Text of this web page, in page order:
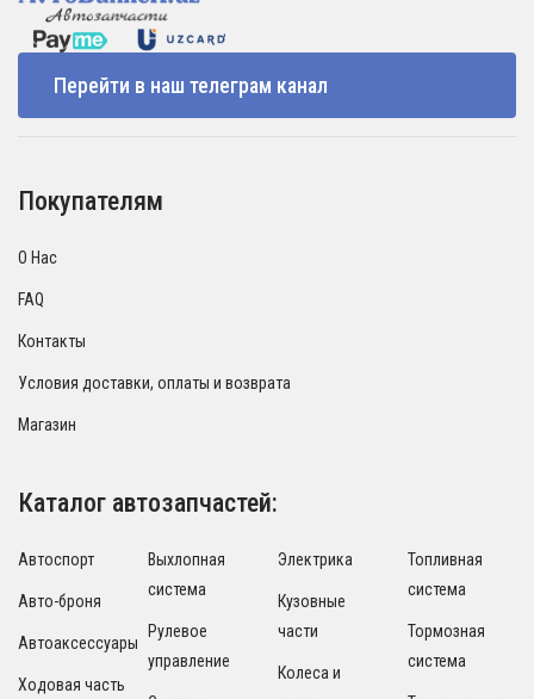
Перейти в наш телеграм канал
Покупателям
О Нас
FAQ
Контакты
Условия доставки, оплаты и возврата
Магазин
Каталог автозапчастей:
Автоспорт
Авто-броня
Автоаксессуары
Ходовая часть
Выхлопная
система
Рулевое
управление
Электрика
Кузовные
части
Колеса и
Топливная
система
Тормозная
система